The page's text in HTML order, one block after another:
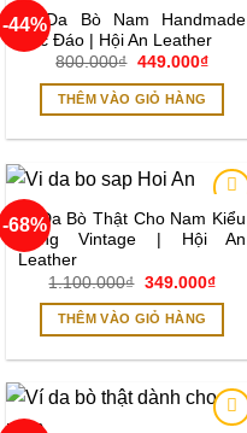
-44%
Add to
wishlist
Ví Da Bò Nam Handmade
Độc Đáo | Hội An Leather
800.000₫ Giá
là:
800.000₫.
449.000₫Giá
THÊM VÀO GIỎ HÀNG
-68%
Add to
wishlist
Ví Da Bò Thật Cho Nam Kiểu
Dáng Vintage | Hội An
Leather
1.100.000₫ Giá
là:
1.100.000₫.
349.000₫Giá
THÊM VÀO GIỎ HÀNG